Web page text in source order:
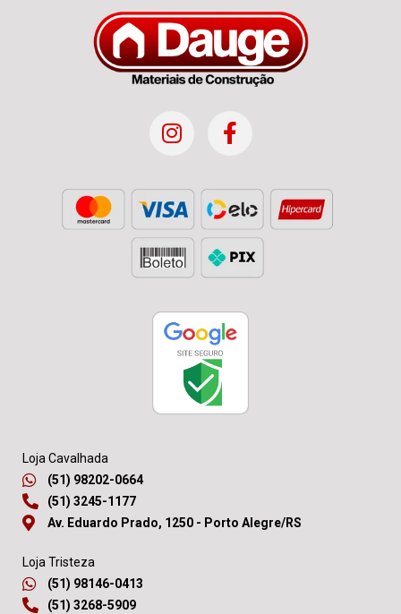
Loja Cavalhada
(51) 98202-0664
(51) 3245-1177
Av. Eduardo Prado, 1250 - Porto Alegre/RS
Loja Tristeza
(51) 98146-0413
(51) 3268-5909